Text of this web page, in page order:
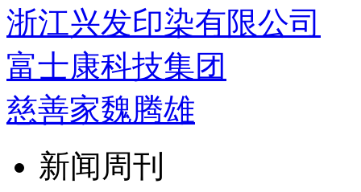
浙江兴发印染有限公司
富士康科技集团
慈善家魏腾雄
新闻周刊